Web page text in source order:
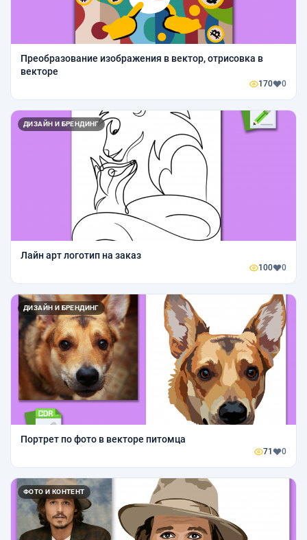
Преобразование изображения в вектор, отрисовка в
векторе
170 0
ДИЗАЙН И БРЕНДИНГ
Лайн арт логотип на заказ
100 0
ДИЗАЙН И БРЕНДИНГ
Портрет по фото в векторе питомца
71 0
ФОТО И КОНТЕНТ